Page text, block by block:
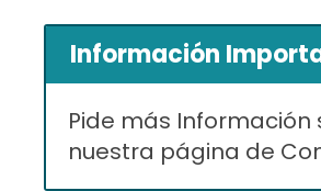
Información
Pide más Información
nuestra página de